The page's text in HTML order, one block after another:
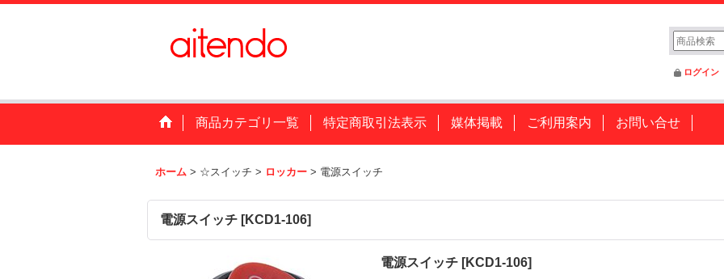
ログイン
商品カテゴリ一覧 特定商取引法表示 媒体掲載 ご利用案内 お問い合せ
ホーム > ☆スイッチ > ロッカー > 電源スイッチ
電源スイッチ [KCD1-106]
電源スイッチ [KCD1-106]